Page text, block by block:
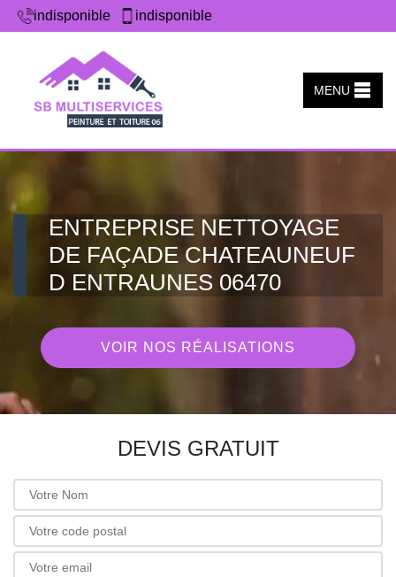
indisponible indisponible
MENU
ENTREPRISE NETTOYAGE
DE FAÇADE CHATEAUNEUF
D ENTRAUNES 06470
VOIR NOS RÉALISATIONS
DEVIS GRATUIT